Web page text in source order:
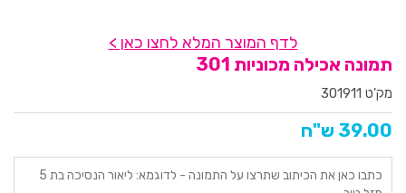
לדף המוצר המלא לחצו כאן >
תמונה אכילה מכוניות 301
מק'ט 301911
39.00 ש"ח